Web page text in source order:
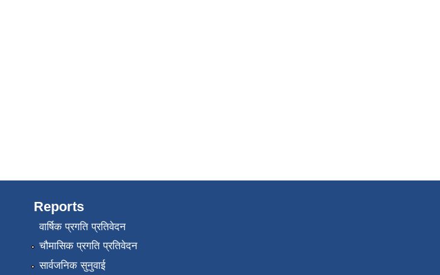
Reports
वार्षिक प्रगति प्रतिवेदन
चौमासिक प्रगति प्रतिवेदन
सार्वजनिक सुनुवाई